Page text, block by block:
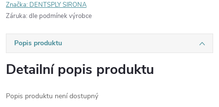
Značka: DENTSPLY SIRONA
Záruka: dle podmínek výrobce
Popis produktu
Detailní popis produktu
Popis produktu není dostupný